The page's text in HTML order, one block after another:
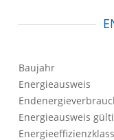
Baujahr
Energieausweis
Energieausweis